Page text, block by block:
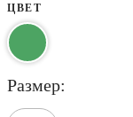
ЦВЕТ
размер